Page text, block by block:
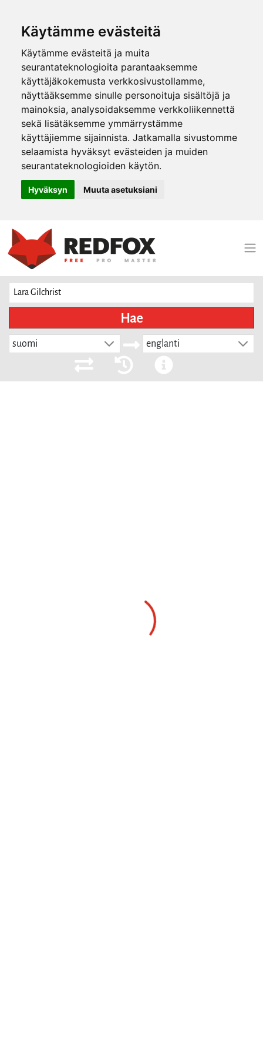
Käytämme evästeitä
Käytämme evästeitä ja muita
seurantateknologioita parantaaksemme
käyttäjäkokemusta verkkosivustollamme,
näyttääksemme sinulle personoituja sisältöjä ja
mainoksia, analysoidaksemme verkkoliikennettä
sekä lisätäksemme ymmärrystämme
käyttäjiemme sijainnista. Jatkamalla sivustomme
selaamista hyväksyt evästeiden ja muiden
seurantateknologioiden käytön.
Hyväksyn Muuta asetuksiani
Hae
suomi englanti